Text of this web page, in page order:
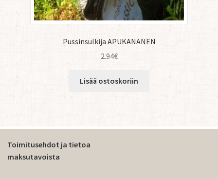
Pussinsulkija APUKANANEN
2.94€
Lisää ostoskoriin
Toimitusehdot ja tietoa
maksutavoista